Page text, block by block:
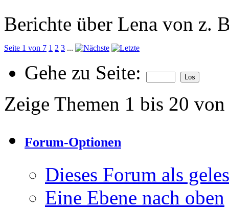
Berichte über Lena von z.
Seite 1 von 7 1 2 3 ...
Gehe zu Seite:
Zeige Themen 1 bis 20
Forum-Optionen
Dieses Forum als
Eine Ebene nach oben